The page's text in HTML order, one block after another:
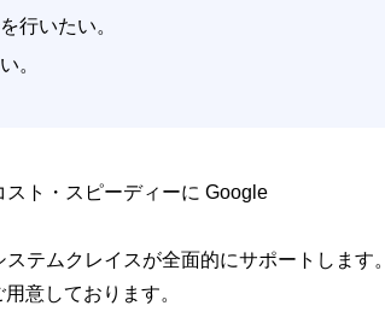
行いたい。
。
ト・スピーディーに Google
テムクレイスが全面的にサポートします。
意しております。